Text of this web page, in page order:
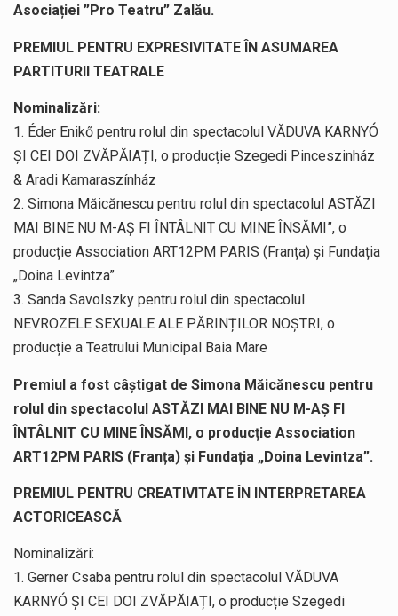
Asociației ”Pro Teatru” Zalău.
PREMIUL PENTRU EXPRESIVITATE ÎN ASUMAREA
PARTITURII TEATRALE
Nominalizări:
1. Éder Enikő pentru rolul din spectacolul VĂDUVA KARNYÓ
ȘI CEI DOI ZVĂPĂIAȚI, o producție Szegedi Pinceszinház
& Aradi Kamaraszínház
2. Simona Măicănescu pentru rolul din spectacolul ASTĂZI
MAI BINE NU M-AȘ FI ÎNTÂLNIT CU MINE ÎNSĂMI”, o
producție Association ART12PM PARIS (Franța) și Fundația
„Doina Levintza”
3. Sanda Savolszky pentru rolul din spectacolul
NEVROZELE SEXUALE ALE PĂRINȚILOR NOȘTRI, o
producție a Teatrului Municipal Baia Mare
Premiul a fost câștigat de Simona Măicănescu pentru
rolul din spectacolul ASTĂZI MAI BINE NU M-AȘ FI
ÎNTÂLNIT CU MINE ÎNSĂMI, o producție Association
ART12PM PARIS (Franța) și Fundația „Doina Levintza”.
PREMIUL PENTRU CREATIVITATE ÎN INTERPRETAREA
ACTORICEASCĂ
Nominalizări:
1. Gerner Csaba pentru rolul din spectacolul VĂDUVA
KARNYÓ ȘI CEI DOI ZVĂPĂIAȚI, o producție Szegedi